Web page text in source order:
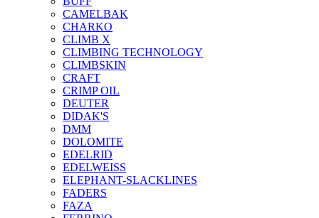
CAMELBAK
CHARKO
CLIMB X
CLIMBING TECHNOLOGY
CLIMBSKIN
CRAFT
CRIMP OIL
DEUTER
DIDAK'S
DMM
DOLOMITE
EDELRID
EDELWEISS
ELEPHANT-SLACKLINES
FADERS
FAZA